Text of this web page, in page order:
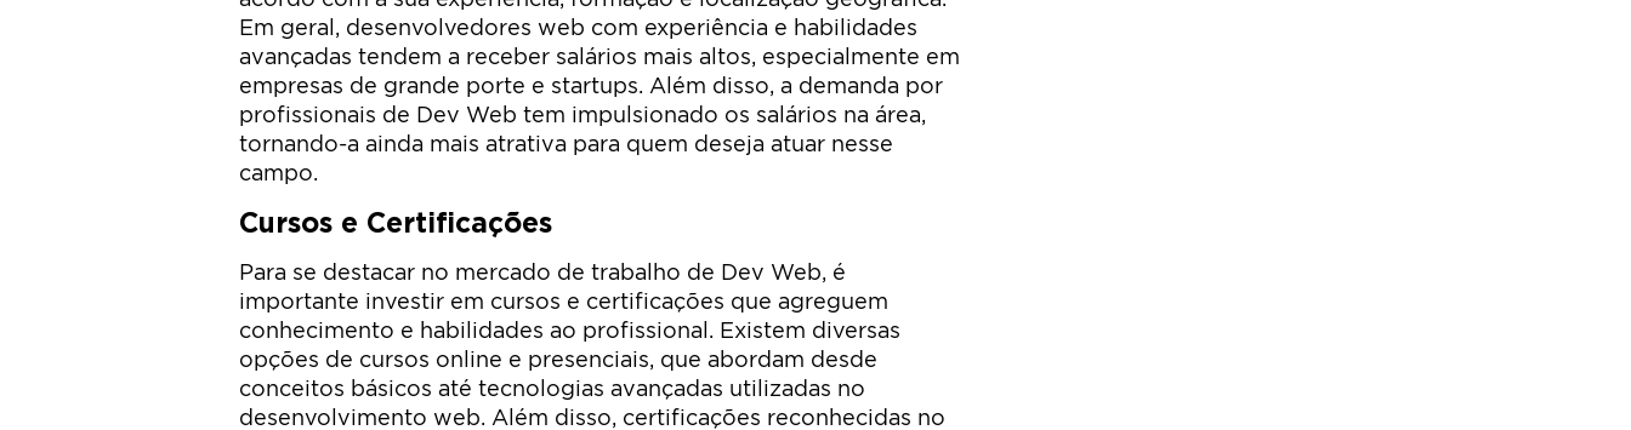
Em geral, desenvolvedores web com experiência e habilidades
avançadas tendem a receber salários mais altos, especialmente em
empresas de grande porte e startups. Além disso, a demanda por
profissionais de Dev Web tem impulsionado os salários na área,
tornando-a ainda mais atrativa para quem deseja atuar nesse
campo.
Cursos e Certificações
Para se destacar no mercado de trabalho de Dev Web, é
importante investir em cursos e certificações que agreguem
conhecimento e habilidades ao profissional. Existem diversas
opções de cursos online e presenciais, que abordam desde
conceitos básicos até tecnologias avançadas utilizadas no
desenvolvimento web. Além disso, certificações reconhecidas no